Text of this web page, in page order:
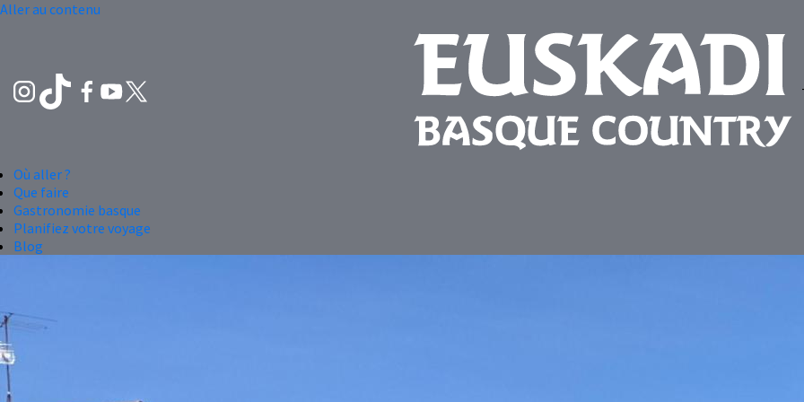
Aller au contenu
Où aller ?
Que faire
Gastronomie basque
Planifiez votre voyage
Blog